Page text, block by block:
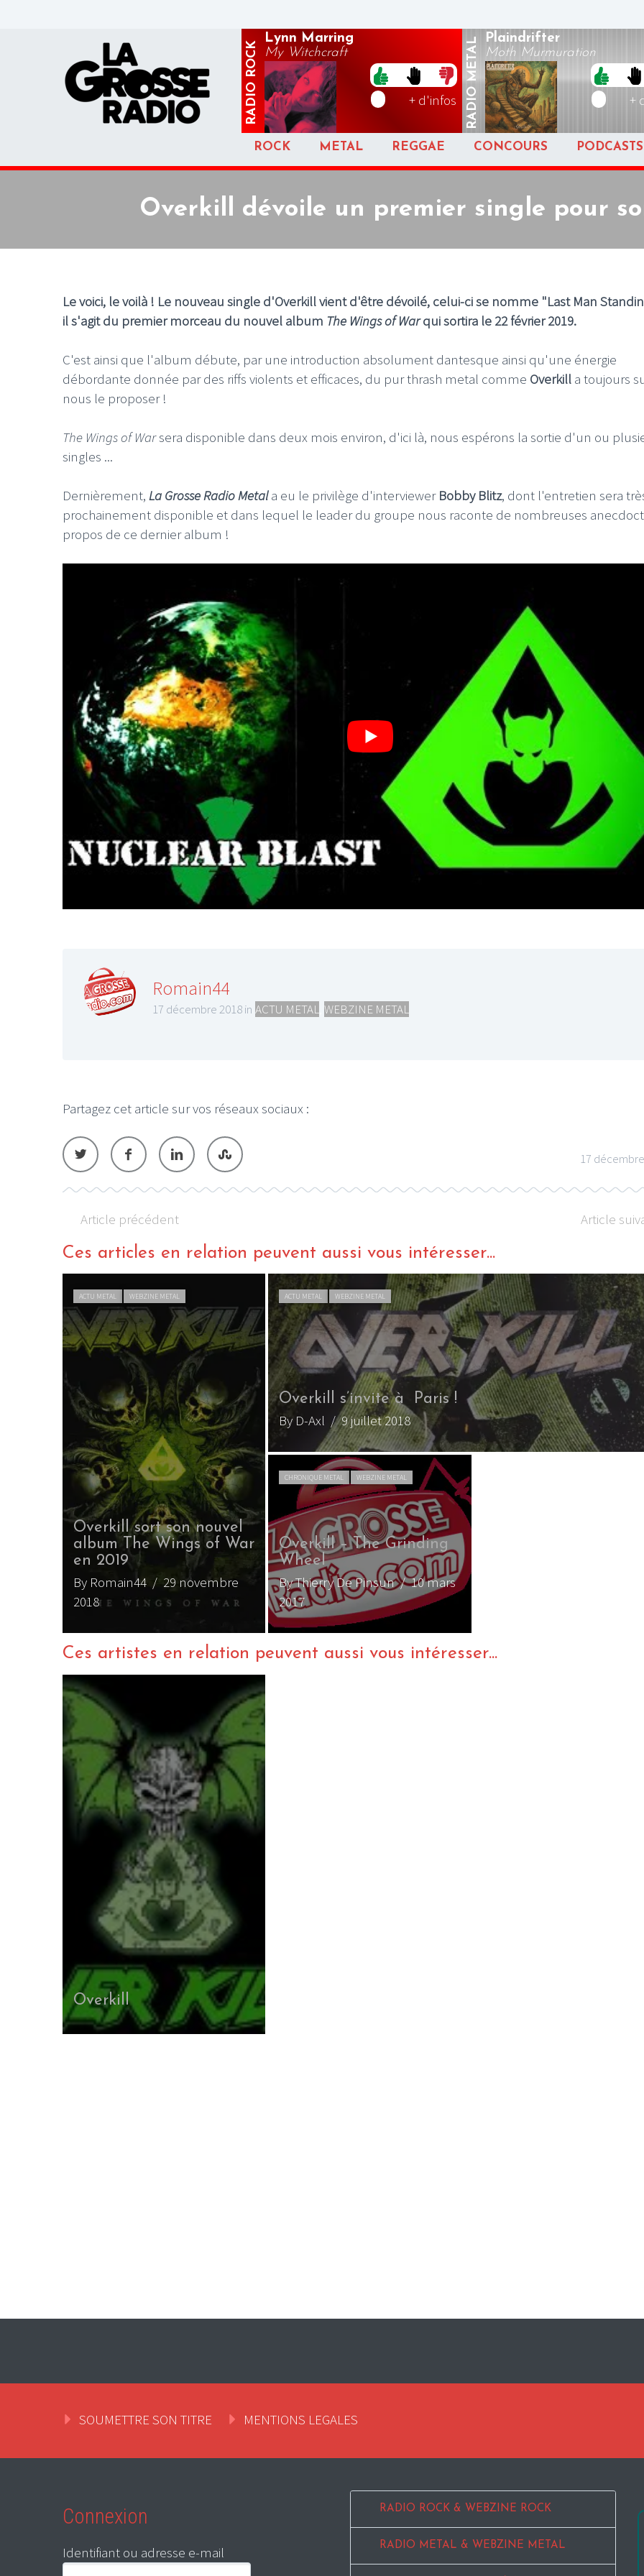
RADIO
ROCK
Lynn Marring
My Witchcraft
+ d'infos RADIO
METAL Plaindrifter
Moth Murmuration
+
ROCK METAL REGGAE CONCOURS PODCASTS
Overkill dévoile un premier single pour
Le voici, le voilà ! Le nouveau single d'Overkill vient d'être dévoilé, celui-ci se nomme "Last Man
il s'agit du premier morceau du nouvel album The Wings of Warqui sortira le 22 février 2019.
C'est ainsi que l'album débute, par une introduction absolument dantesque ainsi qu'une énergie
débordante donnée par des riffs violents et efficaces, du pur thrash metal comme Overkill a toujours
nous le proposer !
The Wings of Warsera disponible dans deux mois environ, d'ici là, nous espérons la sortie d'un ou
singles ...
Dernièrement, La Grosse Radio Metala eu le privilège d'interviewer Bobby Blitz, dont l'entretien sera
prochainement disponible et dans lequel le leader du groupe nous raconte de nombreuses
propos de ce dernier album !
Romain44
17 décembre 2018 in ACTU METAL WEBZINE METAL
Partagez cet article sur vos réseaux sociaux :
17
Article précédent Article
Ces articles en relation peuvent aussi vous intéresser...
ACTU METAL WEBZINE METAL
Overkill sort son nouvel
album The Wings of War
en 2019
By Romain44 / 29 novembre
2018
ACTU METAL WEBZINE METAL
Overkill s’invite à Paris !
By D-Axl / 9 juillet 2018
CHRONIQUE METAL WEBZINE METAL
Overkill – The Grinding
Wheel
By Thierry De Pinsun/ 10 mars
2017
Ces artistes en relation peuvent aussi vous intéresser...
Overkill
Christmas Riffifi 2025 !!!
SOUMETTRE SON TITRE MENTIONS LEGALES
Connexion
Identifiant ou adresse e-mail
RADIO ROCK & WEBZINE ROCK
RADIO METAL & WEBZINE METAL